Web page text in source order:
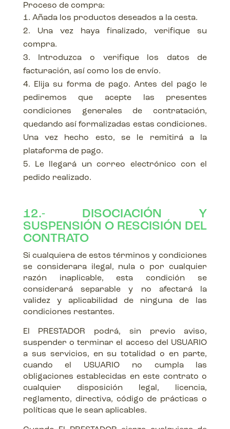
Proceso de compra:
Añada los productos deseados a la cesta.
Una vez haya finalizado, verifique su
compra.
Introduzca o verifique los datos de
facturación, así como los de envío.
Elija su forma de pago. Antes del pago le
pediremos que acepte las presentes
condiciones generales de contratación,
quedando así formalizadas estas condiciones.
Una vez hecho esto, se le remitirá a la
plataforma de pago.
Le llegará un correo electrónico con el
pedido realizado.
12.- DISOCIACIÓN Y
SUSPENSIÓN O RESCISIÓN DEL
CONTRATO
Si cualquiera de estos términos y condiciones
se considerara ilegal, nula o por cualquier
razón inaplicable, esta condición se
considerará separable y no afectará la
validez y aplicabilidad de ninguna de las
condiciones restantes.
El PRESTADOR podrá, sin previo aviso,
suspender o terminar el acceso del USUARIO
a sus servicios, en su totalidad o en parte,
cuando el USUARIO no cumpla las
obligaciones establecidas en este contrato o
cualquier disposición legal, licencia,
reglamento, directiva, código de prácticas o
políticas que le sean aplicables.